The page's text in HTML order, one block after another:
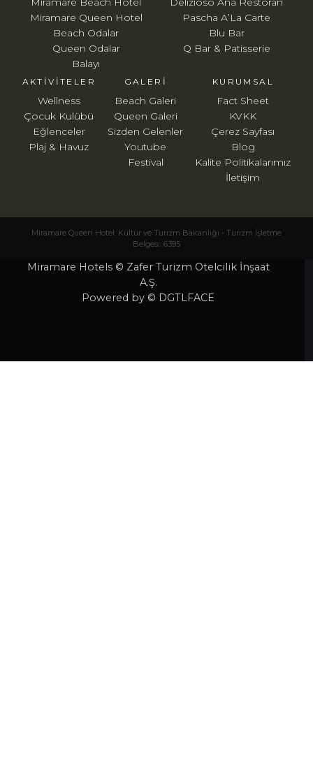
Miramare Queen Hotel
Beach Odalar
Queen Odalar
Balayı
Pascha A’La Carte
Blu Bar
Q Bar & Patisserie
AKTIVITELER
Wellness
Çocuk Kulübü
Eğlenceler
Plaj & Havuz
KURUMSAL
Fact Sheet
KVKK
Çerez Sayfası
Blog
Kalite Politikalarımız
İletişim
GALERI
Beach Galeri
Queen Galeri
Sizden Gelenler
Youtube
Festival
Miramare Queen Hotel: Kültür ve Turizm Bakanlığı - Turizm İşletme
Belgesi: 6395
Miramare Hotels © Zafer Turizm Otelcilik İnşaat
A.Ş.
Powered by © DGTLFACE